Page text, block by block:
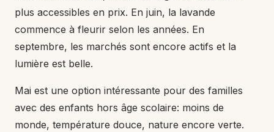
plus accessibles en prix. En juin, la lavande
commence à fleurir selon les années. En
septembre, les marchés sont encore actifs et la
lumière est belle.
Mai est une option intéressante pour des familles
avec des enfants hors âge scolaire: moins de
monde, température douce, nature encore verte.